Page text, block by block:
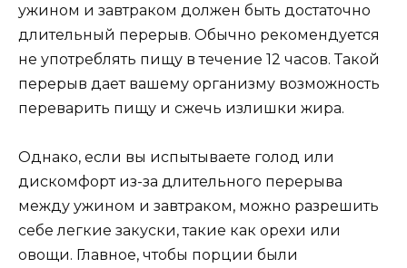
ужином и завтраком должен быть достаточно
длительный перерыв. Обычно рекомендуется
не употреблять пищу в течение 12 часов. Такой
перерыв дает вашему организму возможность
переварить пищу и сжечь излишки жира.
Однако, если вы испытываете голод или
дискомфорт из-за длительного перерыва
между ужином и завтраком, можно разрешить
себе легкие закуски, такие как орехи или
овощи. Главное, чтобы порции были